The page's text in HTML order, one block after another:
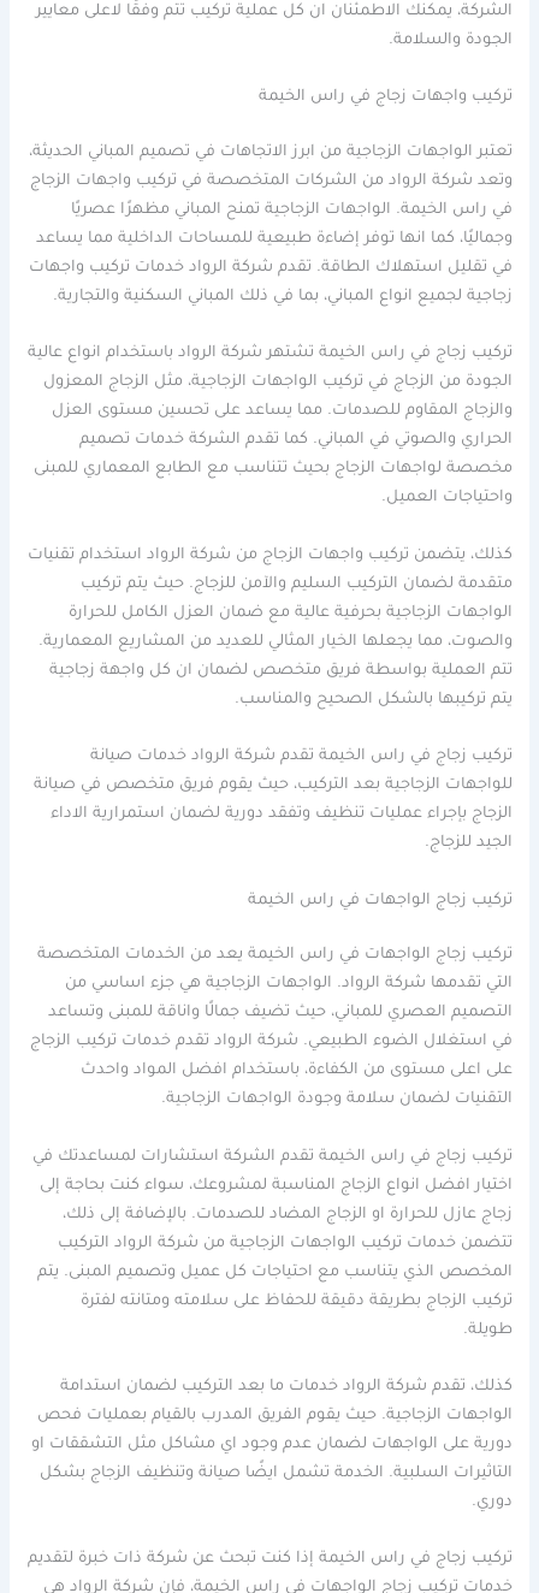
الشركة، يمكنك الاطمئنان ان كل عملية تركيب تتم وفقًا لاعلى معايير
الجودة والسلامة.
تركيب واجهات زجاج في راس الخيمة
تعتبر الواجهات الزجاجية من ابرز الاتجاهات في تصميم المباني الحديثة،
وتعد شركة الرواد من الشركات المتخصصة في تركيب واجهات الزجاج
في راس الخيمة. الواجهات الزجاجية تمنح المباني مظهرًا عصريًا
وجماليًا، كما انها توفر إضاءة طبيعية للمساحات الداخلية مما يساعد
في تقليل استهلاك الطاقة. تقدم شركة الرواد خدمات تركيب واجهات
زجاجية لجميع انواع المباني، بما في ذلك المباني السكنية والتجارية.
تركيب زجاج في راس الخيمة تشتهر شركة الرواد باستخدام انواع عالية
الجودة من الزجاج في تركيب الواجهات الزجاجية، مثل الزجاج المعزول
والزجاج المقاوم للصدمات. مما يساعد على تحسين مستوى العزل
الحراري والصوتي في المباني. كما تقدم الشركة خدمات تصميم
مخصصة لواجهات الزجاج بحيث تتناسب مع الطابع المعماري للمبنى
واحتياجات العميل.
كذلك، يتضمن تركيب واجهات الزجاج من شركة الرواد استخدام تقنيات
متقدمة لضمان التركيب السليم والآمن للزجاج. حيث يتم تركيب
الواجهات الزجاجية بحرفية عالية مع ضمان العزل الكامل للحرارة
والصوت، مما يجعلها الخيار المثالي للعديد من المشاريع المعمارية.
تتم العملية بواسطة فريق متخصص لضمان ان كل واجهة زجاجية
يتم تركيبها بالشكل الصحيح والمناسب.
تركيب زجاج في راس الخيمة تقدم شركة الرواد خدمات صيانة
للواجهات الزجاجية بعد التركيب، حيث يقوم فريق متخصص في صيانة
الزجاج بإجراء عمليات تنظيف وتفقد دورية لضمان استمرارية الاداء
الجيد للزجاج.
تركيب زجاج الواجهات في راس الخيمة
تركيب زجاج الواجهات في راس الخيمة يعد من الخدمات المتخصصة
التي تقدمها شركة الرواد. الواجهات الزجاجية هي جزء اساسي من
التصميم العصري للمباني، حيث تضيف جمالًا واناقة للمبنى وتساعد
في استغلال الضوء الطبيعي. شركة الرواد تقدم خدمات تركيب الزجاج
على اعلى مستوى من الكفاءة، باستخدام افضل المواد واحدث
التقنيات لضمان سلامة وجودة الواجهات الزجاجية.
تركيب زجاج في راس الخيمة تقدم الشركة استشارات لمساعدتك في
اختيار افضل انواع الزجاج المناسبة لمشروعك، سواء كنت بحاجة إلى
زجاج عازل للحرارة او الزجاج المضاد للصدمات. بالإضافة إلى ذلك،
تتضمن خدمات تركيب الواجهات الزجاجية من شركة الرواد التركيب
المخصص الذي يتناسب مع احتياجات كل عميل وتصميم المبنى. يتم
تركيب الزجاج بطريقة دقيقة للحفاظ على سلامته ومتانته لفترة
طويلة.
كذلك، تقدم شركة الرواد خدمات ما بعد التركيب لضمان استدامة
الواجهات الزجاجية. حيث يقوم الفريق المدرب بالقيام بعمليات فحص
دورية على الواجهات لضمان عدم وجود اي مشاكل مثل التشققات او
التاثيرات السلبية. الخدمة تشمل ايضًا صيانة وتنظيف الزجاج بشكل
دوري.
تركيب زجاج في راس الخيمة إذا كنت تبحث عن شركة ذات خبرة لتقديم
خدمات تركيب زجاج الواجهات في راس الخيمة، فإن شركة الرواد هي